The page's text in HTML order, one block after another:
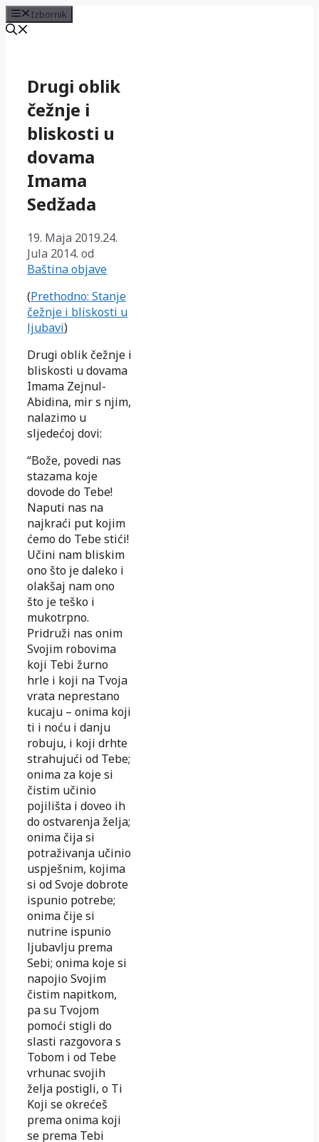
Izbornik
sadržajDrugi oblik
čežnje i
bliskosti u
dovama
Imama
Sedžada
19. Maja 2019.24.
Jula 2014. od
Baština objave
(Prethodno: Stanje
čežnje i bliskosti u
ljubavi)
Drugi oblik čežnje i
bliskosti u dovama
Imama Zejnul-
Abidina, mir s njim,
nalazimo u
sljedećoj dovi:
“Bože, povedi nas
stazama koje
dovode do Tebe!
Naputi nas na
najkraći put kojim
ćemo do Tebe stići!
Učini nam bliskim
ono što je daleko i
olakšaj nam ono
što je teško i
mukotrpno.
Pridruži nas onim
Svojim robovima
koji Tebi žurno
hrle i koji na Tvoja
vrata neprestano
kucaju – onima koji
ti i noću i danju
robuju, i koji drhte
strahujući od Tebe;
onima za koje si
čistim učinio
pojilišta i doveo ih
do ostvarenja želja;
onima čija si
potraživanja učinio
uspješnim, kojima
si od Svoje dobrote
ispunio potrebe;
onima čije si
nutrine ispunio
ljubavlju prema
Sebi; onima koje si
napojio Svojim
čistim napitkom,
pa su Tvojom
pomoći stigli do
slasti razgovora s
Tobom i od Tebe
vrhunac svojih
želja postigli, o Ti
Koji se okrećeš
prema onima koji
se prema Tebi